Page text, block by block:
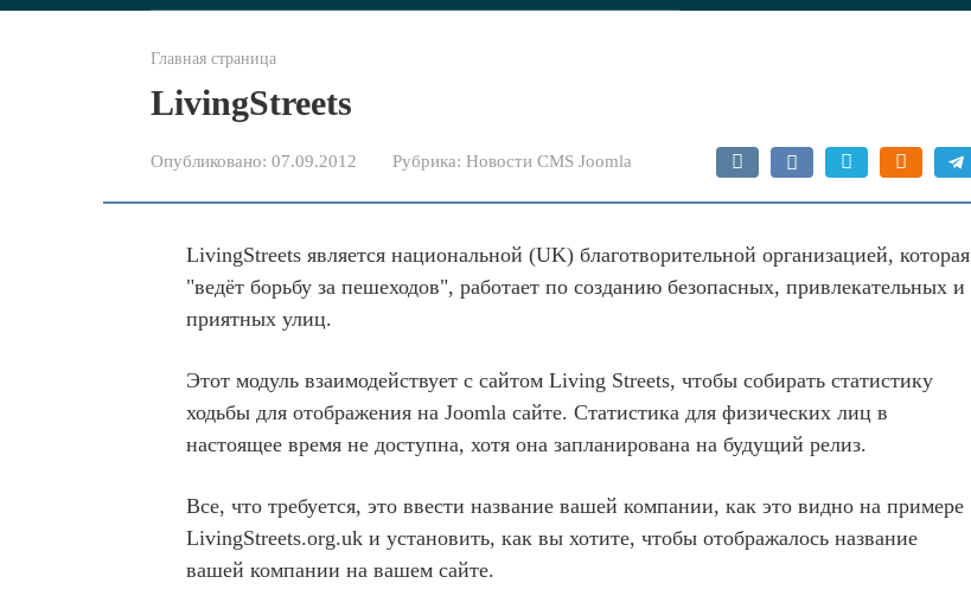
Главная страница
LivingStreets
Опубликовано: 07.09.2012 Рубрика: Новости CMS Joomla
LivingStreets является национальной (UK) благотворительной организацией, которая
"ведёт борьбу за пешеходов", работает по созданию безопасных, привлекательных и
приятных улиц.
Этот модуль взаимодействует с сайтом Living Streets, чтобы собирать статистику
ходьбы для отображения на Joomla сайте. Статистика для физических лиц в
настоящее время не доступна, хотя она запланирована на будущий релиз.
Все, что требуется, это ввести название вашей компании, как это видно на примере
LivingStreets.org.uk и установить, как вы хотите, чтобы отображалось название
вашей компании на вашем сайте.